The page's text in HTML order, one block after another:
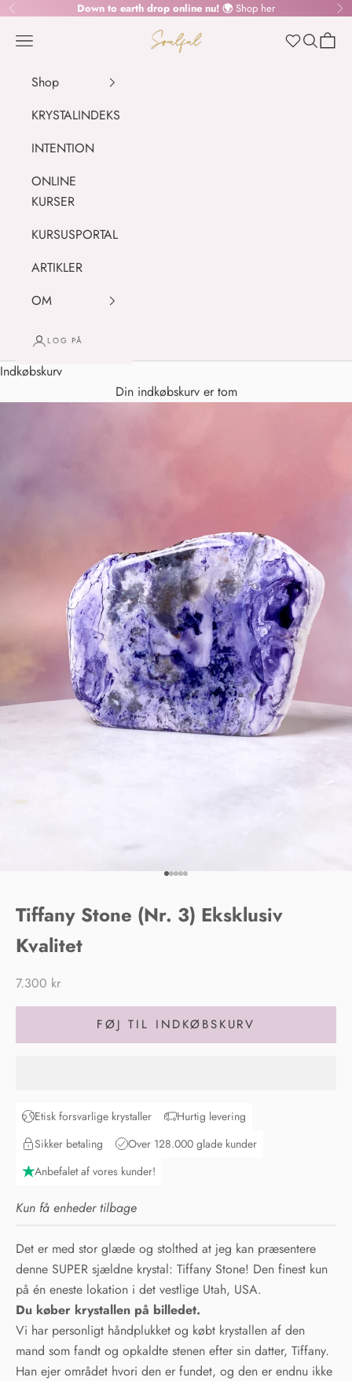
Spring til indhold
Forrige Down to earth drop online nu! 🌍 Shop her
SOULFUL.DK
Menu Wishlist
Søg
Shop
KRYSTALINDEKS
INTENTION
ONLINE
KURSER
KURSUSPORTAL
ARTIKLER
OM
LOG PÅ
Indkøbskurv
Din indkøbskurv er tom
Gå til element 1
Gå til element 2
Gå til element 3
Gå til element 4
Gå til element 5
Tiffany Stone (Nr. 3) Eksklusiv
Kvalitet
Salgspris
7.300 kr
FØJ TIL INDKØBSKURV
Etisk forsvarlige krystaller
Hurtig levering
Sikker betaling
Over 128.000 glade kunder
Anbefalet af vores kunder!
Kun få enheder tilbage
Det er med stor glæde og stolthed at jeg kan præsentere
denne SUPER sjældne krystal: Tiffany Stone! Den finest kun
på én eneste lokation i det vestlige Utah, USA.
Du køber krystallen på billedet.
Vi har personligt håndplukket og købt krystallen af den
mand som fandt og opkaldte stenen efter sin datter, Tiffany.
Han ejer området hvori den er fundet, og den er endnu ikke